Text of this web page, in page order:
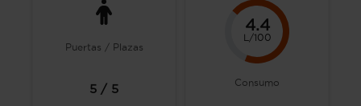
Puertas / Plazas
5 / 5
4.4
L/100
Consumo